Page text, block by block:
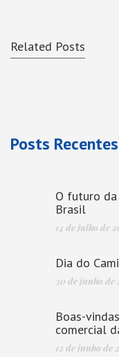
Related Posts
Posts Recentes
O futuro
Brasil
14 de julho de
Dia do
30 de junho de
Boas-
comercial
12 de junho de